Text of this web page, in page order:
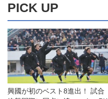
PICK UP
興國が初のベスト8進出！ 試合